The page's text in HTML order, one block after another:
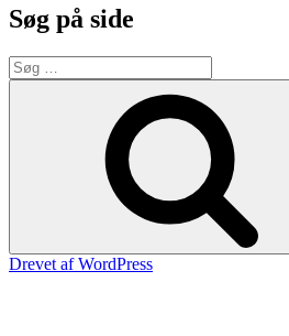
Søg på side
Søg
efter:
Drevet af WordPress